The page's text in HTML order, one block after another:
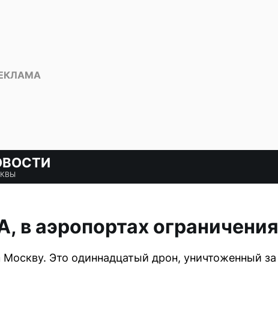
в аэропортах ограничения
Это одиннадцатый дрон, уничтоженный за